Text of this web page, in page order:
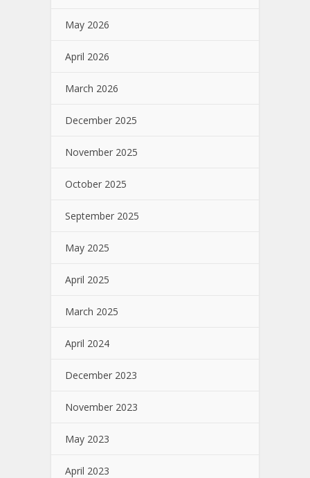
May 2026
April 2026
March 2026
December 2025
November 2025
October 2025
September 2025
May 2025
April 2025
March 2025
April 2024
December 2023
November 2023
May 2023
April 2023